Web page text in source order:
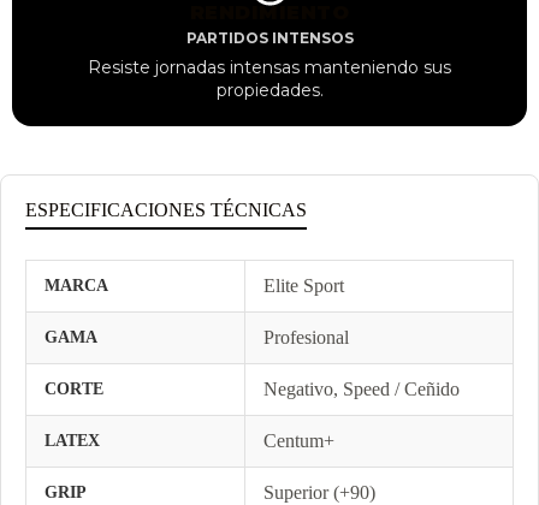
RENDIMIENTO
PARTIDOS INTENSOS
Resiste jornadas intensas manteniendo sus
propiedades.
ESPECIFICACIONES TÉCNICAS
MARCA Elite Sport
GAMA Profesional
CORTE Negativo, Speed / Ceñido
LATEX Centum+
GRIP Superior (+90)